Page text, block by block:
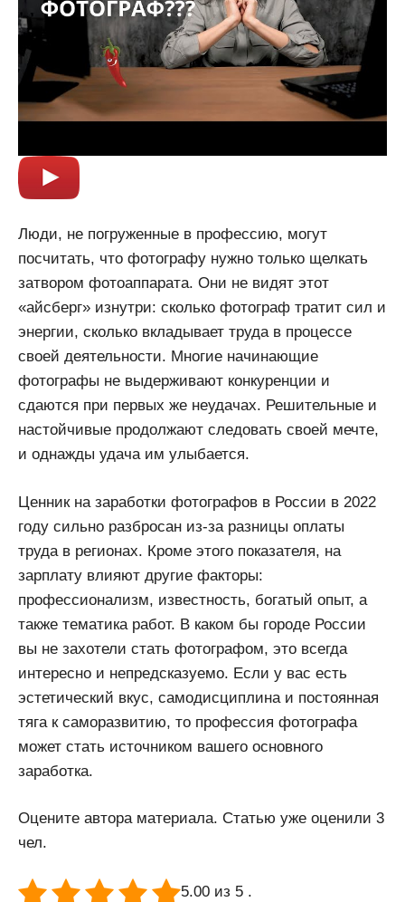
Люди, не погруженные в профессию, могут
посчитать, что фотографу нужно только щелкать
затвором фотоаппарата. Они не видят этот
«айсберг» изнутри: сколько фотограф тратит сил и
энергии, сколько вкладывает труда в процессе
своей деятельности. Многие начинающие
фотографы не выдерживают конкуренции и
сдаются при первых же неудачах. Решительные и
настойчивые продолжают следовать своей мечте,
и однажды удача им улыбается.
Ценник на заработки фотографов в России в 2022
году сильно разбросан из-за разницы оплаты
труда в регионах. Кроме этого показателя, на
зарплату влияют другие факторы:
профессионализм, известность, богатый опыт, а
также тематика работ. В каком бы городе России
вы не захотели стать фотографом, это всегда
интересно и непредсказуемо. Если у вас есть
эстетический вкус, самодисциплина и постоянная
тяга к саморазвитию, то профессия фотографа
может стать источником вашего основного
заработка.
Оцените автора материала. Статью уже оценили 3
чел.
5.00 из 5 .